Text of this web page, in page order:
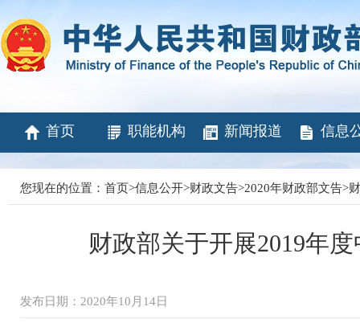
首页 职能机构 新闻报道 信息
您现在的位置： 首页>信息公开>财政文告>2020年财政部文告>
财政部关于开展2019年
发布日期：2020年10月14日